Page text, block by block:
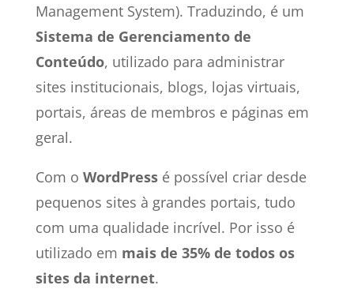
Management System). Traduzindo, é um
Sistema de Gerenciamento de
Conteúdo, utilizado para administrar
sites institucionais, blogs, lojas virtuais,
portais, áreas de membros e páginas em
geral.
Com o WordPressé possível criar desde
pequenos sites à grandes portais, tudo
com uma qualidade incrível. Por isso é
utilizado em mais de 35% de todos os
sites da internet.